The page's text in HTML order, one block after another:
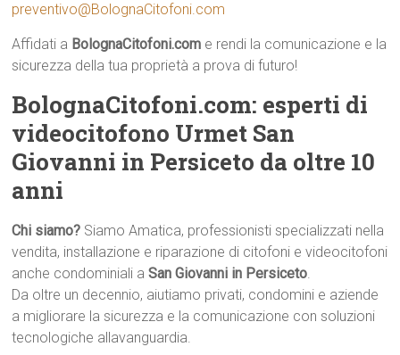
preventivo@BolognaCitofoni.com
Affidati a BolognaCitofoni.com e rendi la comunicazione e la
sicurezza della tua proprietà a prova di futuro!
BolognaCitofoni.com: esperti di
videocitofono Urmet San
Giovanni in Persiceto da oltre 10
anni
Chi siamo? Siamo Amatica, professionisti specializzati nella
vendita, installazione e riparazione di citofoni e videocitofoni
anche condominiali aSan Giovanni in Persiceto.
Da oltre un decennio, aiutiamo privati, condomini e aziende
a migliorare la sicurezza e la comunicazione con soluzioni
tecnologiche allavanguardia.